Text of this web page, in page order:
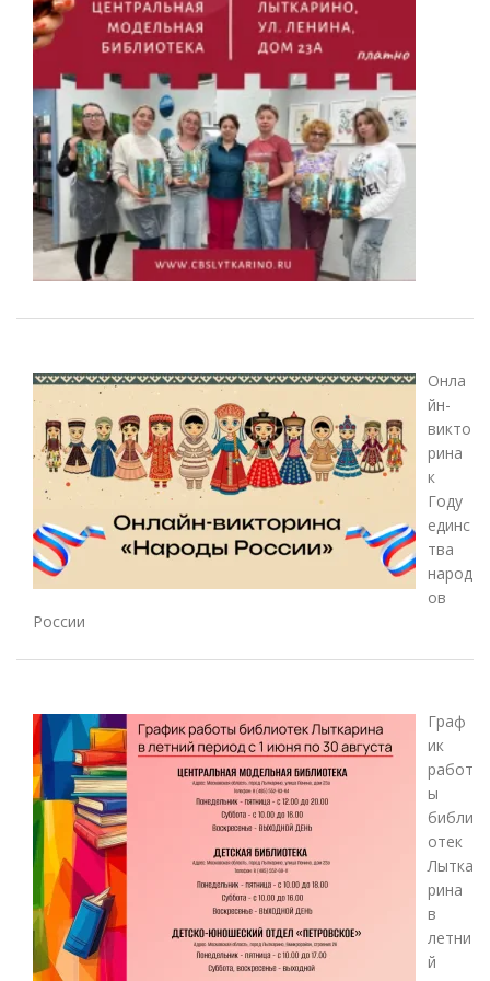
Онла
йн-
викто
рина
к
Году
единс
тва
народ
ов
России
Граф
ик
работ
ы
библи
отек
Лытка
рина
в
летни
й